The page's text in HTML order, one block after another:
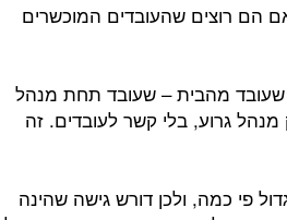
הם רוצים שהעובדים המוכשרים
שעובד מהבית – שעובד תחת מנהל
מנהל גרוע, בלי קשר לעובדים. זה
פי כמה, ולכן דורש גישה שהינה